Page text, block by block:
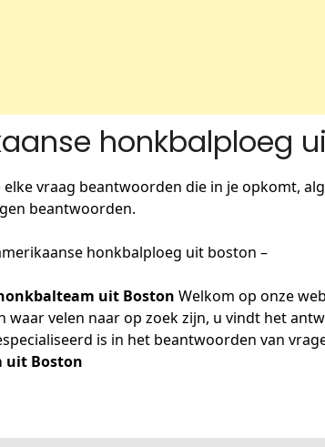
honkbalploeg
elke vraag beantwoorden die in je opkomt,
beantwoorden.
honkbalploeg uit boston –
uit Boston Welkom op onze
waar velen naar op zoek zijn, u vindt het
is in het beantwoorden van
uit Boston